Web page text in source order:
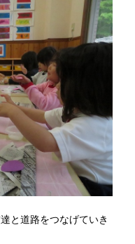
と道路をつなげていき